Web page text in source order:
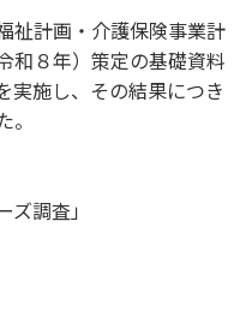
計画・介護保険事業計
和８年）策定の基礎資料
実施し、その結果につき
調査」